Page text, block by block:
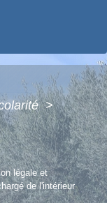
>
légale et
de l'intérieur